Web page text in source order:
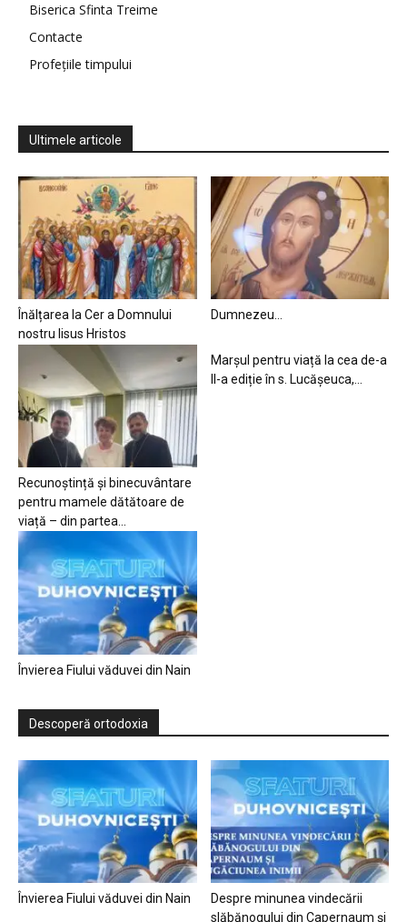
Biserica Sfinta Treime
Contacte
Profețiile timpului
Ultimele articole
Înălțarea la Cer a Domnului
nostru Iisus Hristos
Dumnezeu…
Recunoștință și binecuvântare
pentru mamele dătătoare de
viață – din partea...
Marșul pentru viață la cea de-a
II-a ediție în s. Lucășeuca,...
Învierea Fiului văduvei din Nain
Descoperă ortodoxia
Învierea Fiului văduvei din Nain
Despre minunea vindecării
slăbănogului din Capernaum și